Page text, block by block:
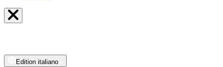
Edition italiano